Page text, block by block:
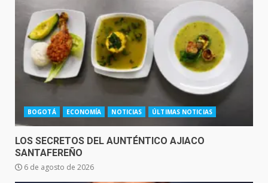
BOGOTÁ ECONOMÍA NOTICIAS ÚLTIMAS NOTICIAS
LOS SECRETOS DEL AUNTÉNTICO AJIACO
SANTAFEREÑO
6 de agosto de 2026